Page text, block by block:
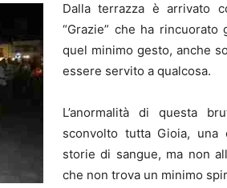
Dalla terrazza è arrivato
“Grazie” che ha rincuorato
quel minimo gesto, anche
essere servito a qualcosa.
L’anormalità di questa
sconvolto tutta Gioia, una
storie di sangue, ma non
che non trova un minimo